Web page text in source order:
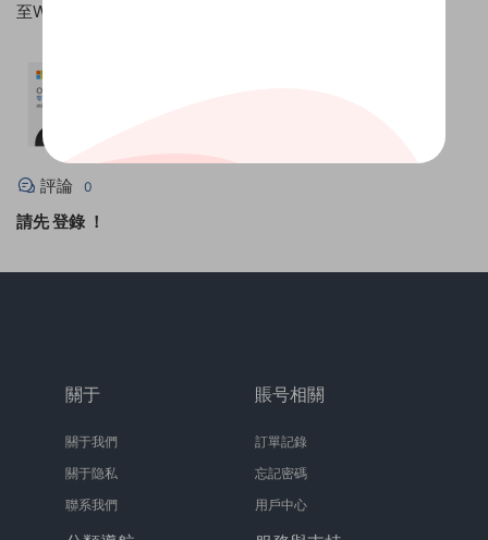
至Windows 10專業版。
評論 0
請先登錄 ！
關于
關于我們
關于隐私
聯系我們
賬号相關
訂單記錄
忘記密碼
用戶中心